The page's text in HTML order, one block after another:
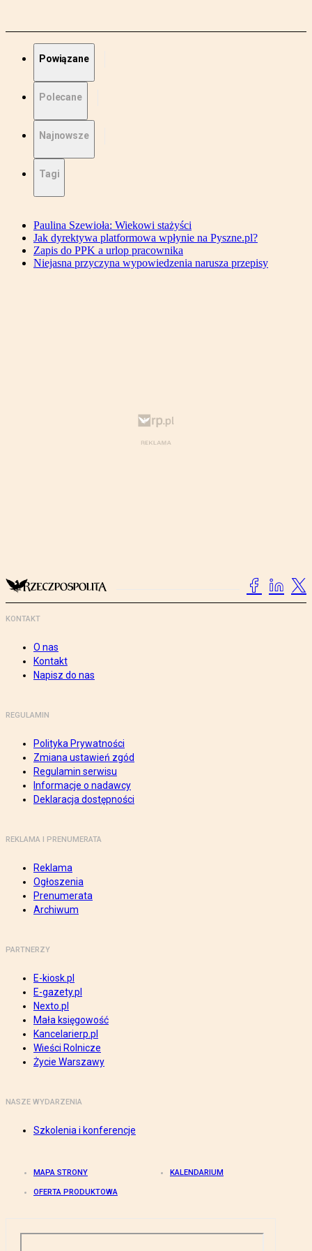
Powiązane
Polecane
Najnowsze
Tagi
Paulina Szewioła: Wiekowi stażyści
Jak dyrektywa platformowa wpłynie na Pyszne.pl?
Zapis do PPK a urlop pracownika
Niejasna przyczyna wypowiedzenia narusza przepisy
KONTAKT
O nas
Kontakt
Napisz do nas
REGULAMIN
Polityka Prywatności
Zmiana ustawień zgód
Regulamin serwisu
Informacje o nadawcy
Deklaracja dostępności
REKLAMA I PRENUMERATA
Reklama
Ogłoszenia
Prenumerata
Archiwum
PARTNERZY
E-kiosk.pl
E-gazety.pl
Nexto.pl
Mała księgowość
Kancelarierp.pl
Wieści Rolnicze
Życie Warszawy
NASZE WYDARZENIA
Szkolenia i konferencje
MAPA STRONY KALENDARIUM
OFERTA PRODUKTOWA